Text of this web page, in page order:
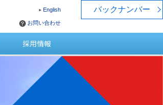
English
お問い合わせ
採用情報
バックナンバー